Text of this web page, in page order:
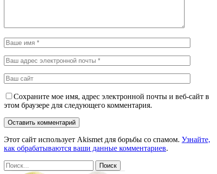
Сохраните мое имя, адрес электронной почты и веб-сайт в
этом браузере для следующего комментария.
Этот сайт использует Akismet для борьбы со спамом. Узнайте,
как обрабатываются ваши данные комментариев.